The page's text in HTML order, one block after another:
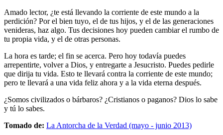
Amado lector, ¿te está llevando la corriente de este mundo a la
perdición? Por el bien tuyo, el de tus hijos, y el de las generaciones
venideras, haz algo. Tus decisiones hoy pueden cambiar el rumbo de
tu propia vida, y el de otras personas.
La hora es tarde; el fin se acerca. Pero hoy todavía puedes
arrepentirte, volver a Dios, y entregarte a Jesucristo. Puedes pedirle
que dirija tu vida. Esto te llevará contra la corriente de este mundo;
pero te llevará a una vida feliz ahora y a la vida eterna después.
¿Somos civilizados o bárbaros? ¿Cristianos o paganos? Dios lo sabe
y tú lo sabes.
Tomado de: La Antorcha de la Verdad (mayo - junio 2013)